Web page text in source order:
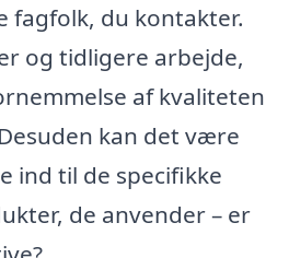
fagfolk, du kontakter.
og tidligere arbejde,
af kvaliteten
kan det være
ind til de specifikke
de anvender – er